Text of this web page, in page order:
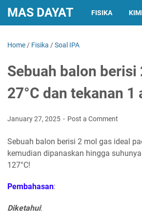
MAS DAYAT FISIKA
Home / Fisika /Soal IPA
Sebuah balon
27°C dan tekanan
January 27, 2025 Post a Comment
Sebuah balon berisi 2 mol gas ideal
kemudian dipanaskan hingga
127°C!
Pembahasan:
Diketahui: